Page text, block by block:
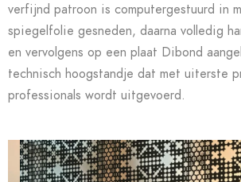
verfijnd patroon is computergestuurd in
spiegelfolie gesneden, daarna volledig
en vervolgens op een plaat Dibond
technisch hoogstandje dat met uiterste
professionals wordt uitgevoerd.